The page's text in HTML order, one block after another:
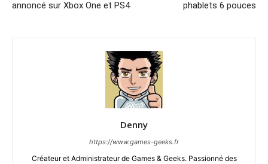
annoncé sur Xbox One et PS4
phablets 6 pouces
Denny
https://www.games-geeks.fr
Créateur et Administrateur de Games & Geeks. Passionné des